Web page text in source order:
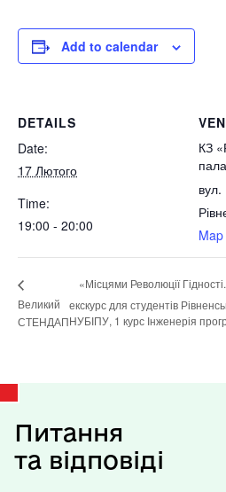
Add to calendar
DETAILS
Date:
17 Лютого
Time:
19:00 - 20:00
КЗ
Map
Великий
СТЕНДАП
«Місцями Революції
екскурс для студентів
НУБІПУ, 1 курс Інженерія
Питання
та відповіді